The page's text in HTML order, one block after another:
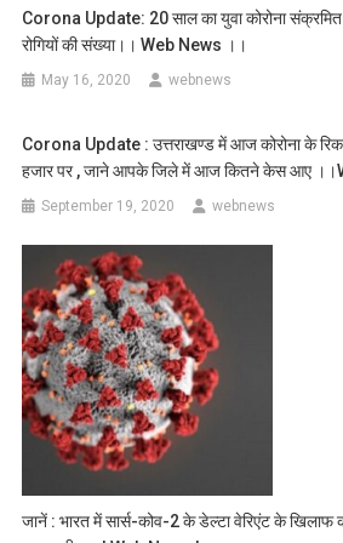
Corona Update: 20 साल का युवा कोरोना संक्रमित
रोगियों की संख्या।। Web News ।।
May 16, 2020 webnews
Corona Update : उत्तराखण्ड में आज कोरोना के
हजार पर , जाने आपके जिले में आज कितने केस आए
September 19, 2020 webnews
जानें : भारत में सार्स-कोव-2 के डेल्टा वेरिएंट के खिलाफ